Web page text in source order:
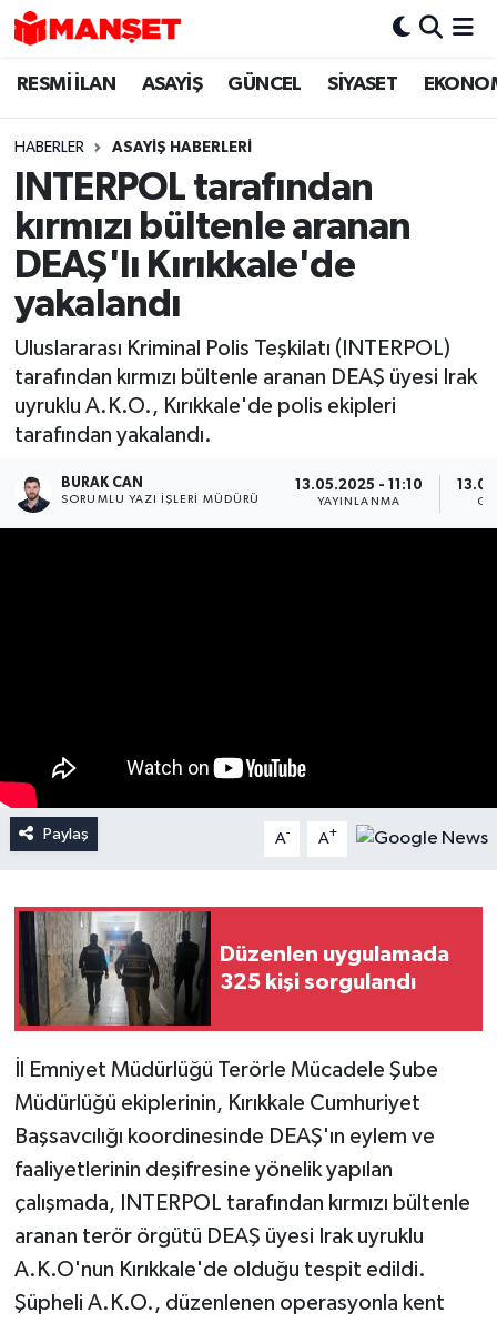
RESMİ İLAN ASAYİŞ GÜNCEL SİYASET
HABERLER ASAYİŞ HABERLERİ
INTERPOL tarafından
kırmızı bültenle aranan
DEAŞ'lı Kırıkkale'de
yakalandı
Uluslararası Kriminal Polis Teşkilatı (INTERPOL)
tarafından kırmızı bültenle aranan DEAŞ üyesi Irak
uyruklu A.K.O., Kırıkkale'de polis ekipleri
tarafından yakalandı.
BURAK CAN
SORUMLU YAZI İŞLERI MÜDÜRÜ
13.05.2025 - 11:10
YAYINLANMA
Paylaş A- A+
Düzenlen uygulamada
325 kişi sorgulandı
İl Emniyet Müdürlüğü Terörle Mücadele Şube
Müdürlüğü ekiplerinin, Kırıkkale Cumhuriyet
Başsavcılığı koordinesinde DEAŞ'ın eylem ve
faaliyetlerinin deşifresine yönelik yapılan
çalışmada, INTERPOL tarafından kırmızı bültenle
aranan terör örgütü DEAŞ üyesi Irak uyruklu
A.K.O'nun Kırıkkale'de olduğu tespit edildi.
Şüpheli A.K.O., düzenlenen operasyonla kent
Hava Durumu
Trafik Durumu
Süper Lig Puan Durumu ve Fikstür
Tüm Manşetler
Son Dakika Haberleri
Haber Arşivi